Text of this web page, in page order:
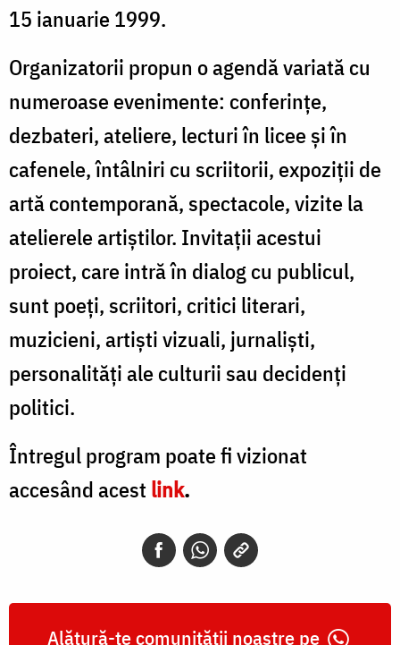
15 ianuarie 1999.
Organizatorii propun o agendă variată cu
numeroase evenimente: conferințe,
dezbateri, ateliere, lecturi în licee și în
cafenele, întâlniri cu scriitorii, expoziții de
artă contemporană, spectacole, vizite la
atelierele artiștilor. Invitații acestui
proiect, care intră în dialog cu publicul,
sunt poeți, scriitori, critici literari,
muzicieni, artiști vizuali, jurnaliști,
personalități ale culturii sau decidenți
politici.
Întregul program poate fi vizionat
accesând acest link.
Alătură-te comunității noastre pe